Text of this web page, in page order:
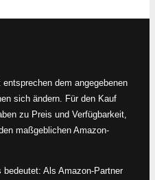
dem angegebenen
sich ändern. Für den Kauf
zu Preis und Verfügbarkeit,
maßgeblichen Amazon-
Als Amazon-Partner